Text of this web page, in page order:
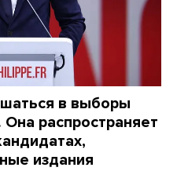
в выборы
распространяет
издания